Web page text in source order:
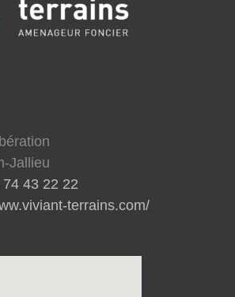
Jallieu
74 43 22 22
terrains.com/